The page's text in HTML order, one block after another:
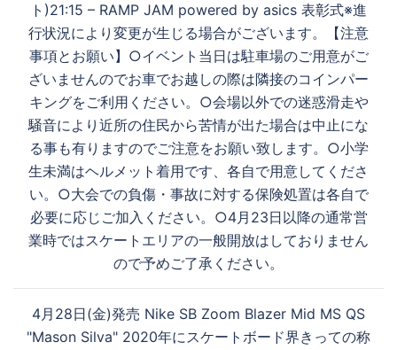
ト)21:15 – RAMP JAM powered by asics 表彰式※進
行状況により変更が生じる場合がございます。【注意
事項とお願い】○イベント当日は駐車場のご用意がご
ざいませんのでお車でお越しの際は隣接のコインパー
キングをご利用ください。○会場以外での迷惑滑走や
騒音により近所の住民から苦情が出た場合は中止にな
る事も有りますのでご注意をお願い致します。○小学
生未満はヘルメット着用です、各自で用意してくださ
い。○大会での負傷・事故に対する保険処置は各自で
必要に応じご加入ください。○4月23日以降の通常営
業時ではスケートエリアの一般開放はしておりません
ので予めご了承ください。
4月28日(金)発売 Nike SB Zoom Blazer Mid MS QS
"Mason Silva" 2020年にスケートボード界きっての称